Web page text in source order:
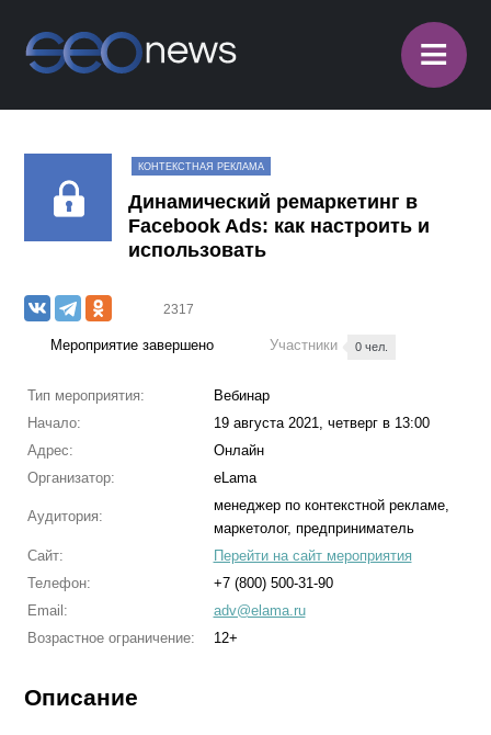
≡
КОНТЕКСТНАЯ РЕКЛАМА
Динамический ремаркетинг в
Facebook Ads: как настроить и
использовать
2317
Мероприятие завершено Участники 0 чел.
Тип мероприятия:
Вебинар
Начало:
19 августа 2021, четверг в 13:00
Адрес:
Онлайн
Организатор:
eLama
Аудитория:
менеджер по контекстной рекламе,
маркетолог, предприниматель
Сайт:
Перейти на сайт мероприятия
Телефон:
+7 (800) 500-31-90
Email:
adv@elama.ru
Возрастное ограничение:
12+
Описание